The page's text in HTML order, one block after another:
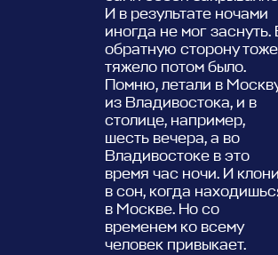
И в результате ночами
иногда не мог заснуть.
обратную сторону тоже
тяжело потом было.
Помню, летали в
из Владивостока, и в
столице, например,
шесть вечера, а во
Владивостоке в это
время час ночи. И
в сон, когда
в Москве. Но со
временем ко всему
человек привыкает.